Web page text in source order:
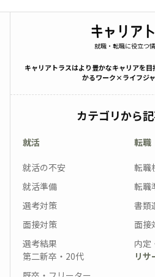
就職・転職に役立つ
キャリアトラスはより豊かなキャリアを
かるワーク×ライフジ
カテゴリから
就活
就活の不安
就活準備
選考対策
面接対策
選考結果
転職
転職
転職
書類
面接
内定
第二新卒・20代
リサ